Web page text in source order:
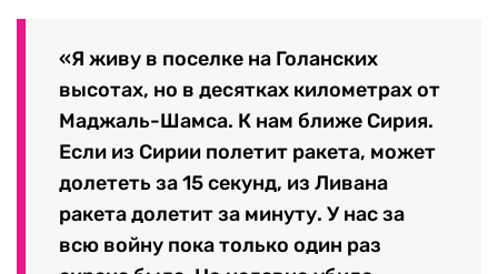
«Я живу в поселке на Голанских
высотах, но в десятках километрах от
Маджаль-Шамса. К нам ближе Сирия.
Если из Сирии полетит ракета, может
долететь за 15 секунд, из Ливана
ракета долетит за минуту. У нас за
всю войну пока только один раз